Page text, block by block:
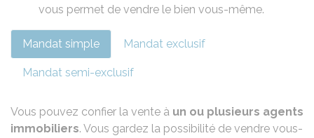
vous permet de vendre le bien vous-même.
Mandat simple Mandat exclusif
Mandat semi-exclusif
Vous pouvez confier la vente à un ou plusieurs agents
immobiliers. Vous gardez la possibilité de vendre vous-